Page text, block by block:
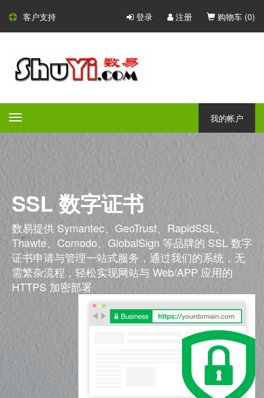
客户支持 登录 注册 购物车 (0)
Toggle
navigation
我的帐户
SSL 数字证书
数易提供 Symantec、GeoTrust、RapidSSL、
Thawte、Comodo、GlobalSign 等品牌的 SSL 数字
证书申请与管理一站式服务，通过我们的系统，无
需繁杂流程，轻松实现网站与 Web/APP 应用的
HTTPS 加密部署